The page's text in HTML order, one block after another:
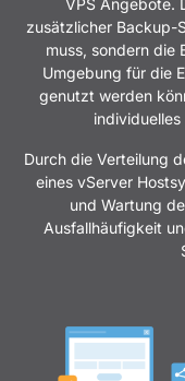
VPS Angebote.
zusätzlicher Backup-
muss, sondern die
Umgebung für die
genutzt werden
Durch die Verteilung
eines vServer
und Wartung
Ausfallhäufigkeit